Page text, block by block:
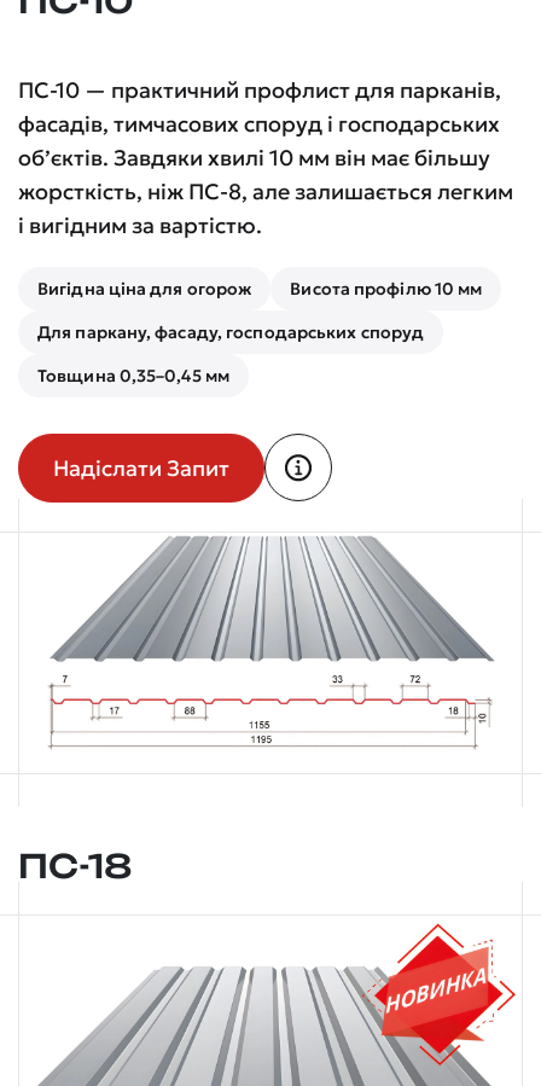
ПС-10 — практичний профлист для парканів,
фасадів, тимчасових споруд і господарських
об’єктів. Завдяки хвилі 10 мм він має більшу
жорсткість, ніж ПС-8, але залишається легким
і вигідним за вартістю.
Вигідна ціна для огорож
Висота профілю 10 мм
Для паркану, фасаду, господарських споруд
Товщина 0,35–0,45 мм
Надіслати Запит
ПС-18